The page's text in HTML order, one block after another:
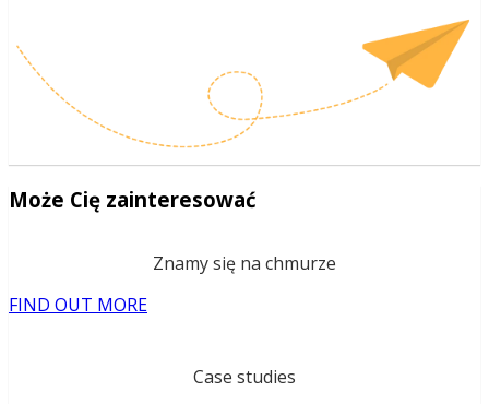
Może Cię zainteresować
Znamy się na chmurze
FIND OUT MORE
Case studies